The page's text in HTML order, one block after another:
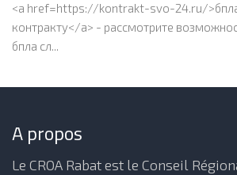
<a href=https://kontrakt-svo-24.ru/
контракту</a> - рассмотрите
бпла сл...
A propos
Le CROA Rabat est le Conseil